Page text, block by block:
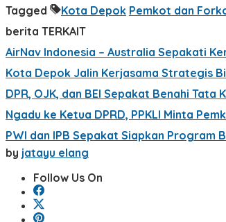
Tagged Kota Depok Pemkot dan
berita TERKAIT
AirNav Indonesia – Australia Sepakati
Kota Depok Jalin Kerjasama Strategis
DPR, OJK, dan BEI Sepakat Benahi
Ngadu ke Ketua DPRD, PPKLI Minta
PWI dan IPB Sepakat Siapkan Program
by jatayu elang
Follow Us On